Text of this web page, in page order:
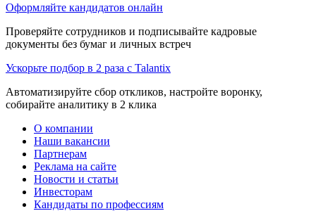
Оформляйте кандидатов онлайн
Проверяйте сотрудников и подписывайте кадровые
документы без бумаг и личных встреч
Ускорьте подбор в 2 раза с Talantix
Автоматизируйте сбор откликов, настройте воронку,
собирайте аналитику в 2 клика
О компании
Наши вакансии
Партнерам
Реклама на сайте
Новости и статьи
Инвесторам
Кандидаты по профессиям